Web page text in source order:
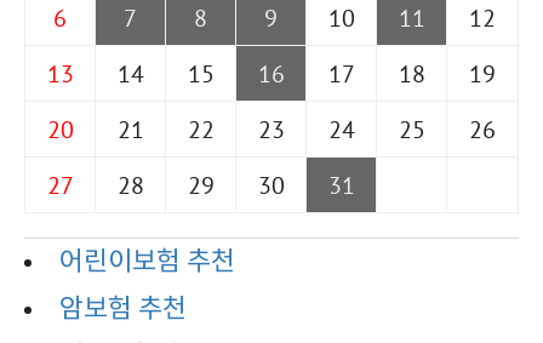
6
7 8 9 10 11
12
13
14 15 16 17 18
19
20
21 22 23 24 25
26
27
28 29 30 31
어린이보험 추천
암보험 추천